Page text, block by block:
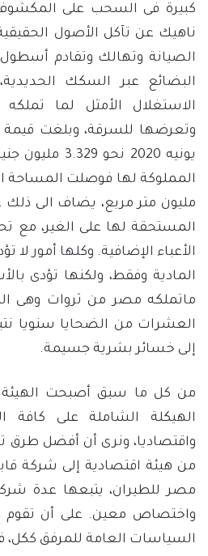
كبيرة فى السحب على
ناهيك عن تآكل الأصول
الصيانة وتهالك وتقادم
البضائع عبر السكك
الاستغلال الأمثل لما
وتعرضها للسرقة، وبلغت
يونيه 2020 نحو
مليون متر مربع، يضاف الى
المستحقة لها على الغير، مع
الأعباء الإضافية. وكلها أمور لا
المادية وفقط، ولكنها تؤدى
ماتملكه مصر من ثروات وهى
العشرات من الضحايا سنويا
إلى خسائر بشرية جسيمة.
من كل ما سبق أصبحت الهيئة
الهيكلة الشاملة على كافة
واقتصاديا، ونرى أن أفضل طرق
من هيئة اقتصادية إلى شركة
مصر للطيران، يتبعها عدة
واختصاص معين. على أن تقوم
السياسات العامة للمرفق ككل،